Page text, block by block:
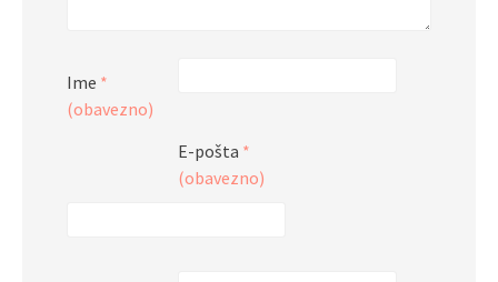
Ime *
(obavezno)
E-pošta *
(obavezno)